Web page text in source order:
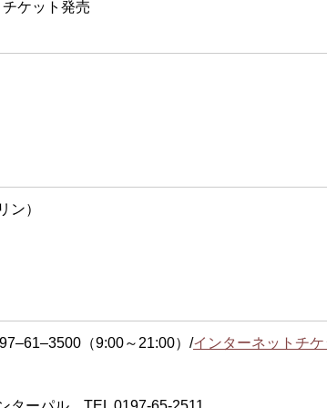
ケット発売
ン）
（9:00～21:00）/インターネットチ